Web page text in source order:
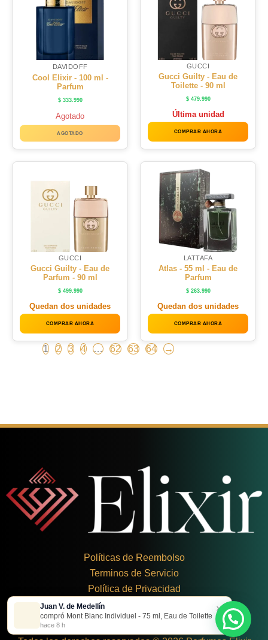
DAVIDOFF
Cool Elixir - 100 ml -
Parfum
$333.990
Agotado
AGOTADO
GUCCI
Gucci Guilty - Eau de
Toilette - 90 ml
$479.990
Última unidad
COMPRAR AHORA
GUCCI
Gucci Guilty - Eau de
Parfum - 90 ml
$499.990
Quedan dos unidades
COMPRAR AHORA
LATTAFA
Atlas - 55 ml - Eau de
Parfum
$263.990
Quedan dos unidades
COMPRAR AHORA
1 2 3 4 … 62 63 64 →
Políticas de Reembolso
Terminos de Servicio
Política de Privacidad
+57 324 248 8379
Juan V. de Medellín
compró Mont Blanc Individuel - 75 ml, Eau de Toilette
hace 8 h
×